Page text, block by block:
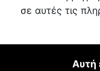
σε αυτές τις
Αυτή